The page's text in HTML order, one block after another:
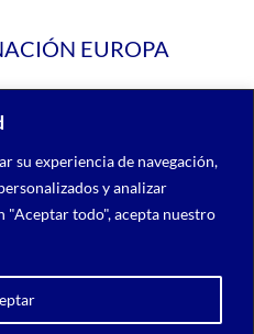
su experiencia de navegación,
y analizar
"Aceptar todo", acepta nuestro
EUROPA